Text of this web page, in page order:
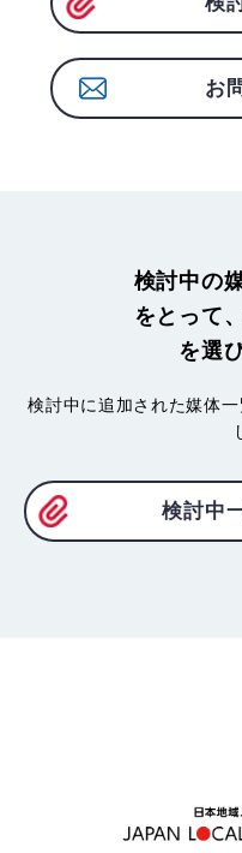
お
検討中の
をとって
を選
検討中に追加された媒体一
検討中